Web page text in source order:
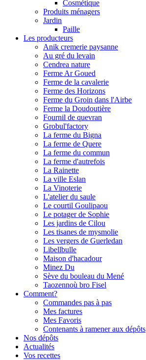
Cosmétique
Produits ménagers
Jardin
Paille
Les producteurs
Anik cremerie paysanne
Au gré du levain
Cendrea nature
Ferme Ar Goued
Ferme de la cavalerie
Ferme des Horizons
Ferme du Groin dans l'Airbe
Ferme la Doudoutière
Fournil de quevran
Grobul'factory
La ferme du Bigna
La ferme de Quere
La ferme du commun
La ferme d'autrefois
La Rainette
La ville Eslan
La Vinoterie
L'atelier du saule
Le courtil Goulipaou
Le potager de Sophie
Les jardins de Cilou
Les tisanes de mysmolie
Les vergers de Guerledan
Libellbulle
Maison d'hacadour
Minez Du
Sève du bouleau du Mené
Taozennoù bro Fisel
Comment?
Commandes pas à pas
Mes factures
Mes Favoris
Contenants à ramener aux dépôts
Nos dépôts
Actualités
Vos recettes